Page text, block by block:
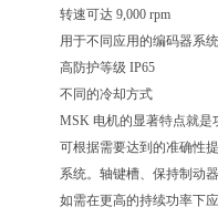
转速可达 9,000 rpm
用于不同应用的编码器系统
高防护等级 IP65
不同的冷却方式
MSK 电机的显著特点就是
可根据需要达到的准确性
系统。轴键槽、保持制动
如需在更高的持续功率下